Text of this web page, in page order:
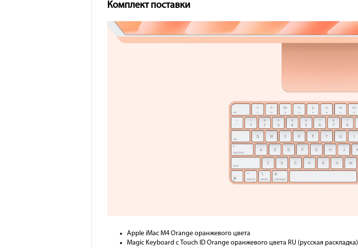
Комплект поставки
Apple iMac M4 Orange оранжевого цвета
Magic Keyboard с Touch ID Orange оранжевого цвета RU (русская раскладка)